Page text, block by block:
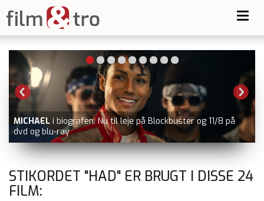
SPIDER-MAN: BRAND NEW DAY i biografen
STIKORDET "HAD" ER BRUGT I DISSE 24
FILM: